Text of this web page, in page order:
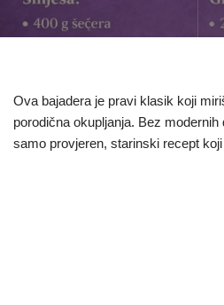
Ova bajadera je pravi klasik koji
porodična okupljanja. Bez
samo provjeren, starinski recept